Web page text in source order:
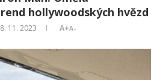
hollywoodských hvězd
8. 11. 2023 A+A-